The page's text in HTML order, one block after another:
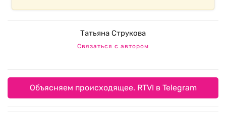
Татьяна Струкова
Связаться с автором
Объясняем происходящее. RTVI в Telegram